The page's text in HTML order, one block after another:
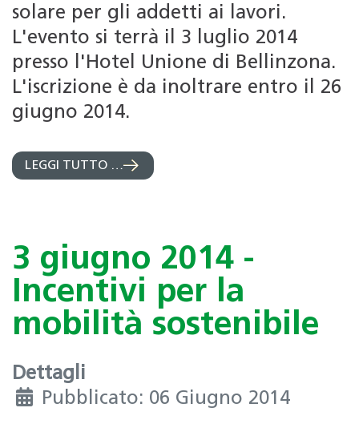
solare per gli addetti ai lavori.
L'evento si terrà il 3 luglio 2014
presso l'Hotel Unione di Bellinzona.
L'iscrizione è da inoltrare entro il 26
giugno 2014.
LEGGI TUTTO …
3 giugno 2014 -
Incentivi per la
mobilità sostenibile
Dettagli
Pubblicato: 06 Giugno 2014